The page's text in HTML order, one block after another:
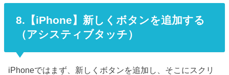
8.【iPhone】新しくボタンを追加する
（アシスティブタッチ）
iPhoneではまず、新しくボタンを追加し、そこにスクリ